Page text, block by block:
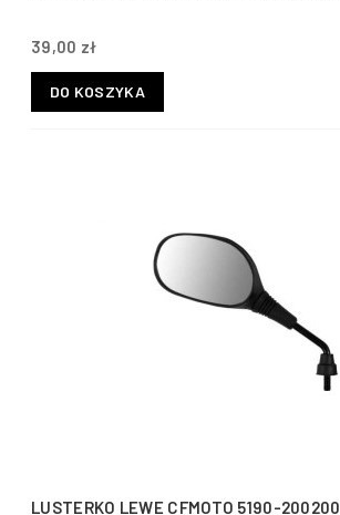
39,00 zł
DO KOSZYKA
LUSTERKO LEWE CFMOTO 5190-200200